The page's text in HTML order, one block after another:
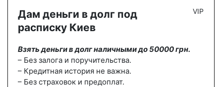
Дам деньги в долг под
расписку Киев
Взять деньги в долг наличными до 50000 грн.
– Без залога и поручительства.
– Кредитная история не важна.
– Без страховок и предоплат.
VIP